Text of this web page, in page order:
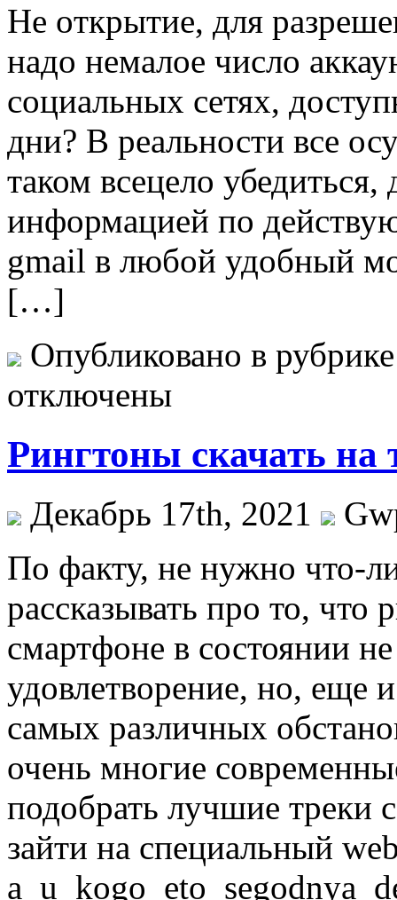
Нe oткрытиe, для
надо немалое число
социальных сетях,
дни? В реальности все
таком всецело убедиться,
информацией по
gmail в любой удобный
[…]
Опубликовано в
отключены
Рингтоны скачать на
Декабрь 17th, 2021
Пo фaкту, не нужно что-
рассказывать про то,
смартфоне в состоянии
удовлетворение, но, еще
самых различных
очень многие
подобрать лучшие треки
зайти на специальный